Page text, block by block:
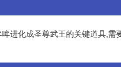
进化成圣尊武王的关键道具,